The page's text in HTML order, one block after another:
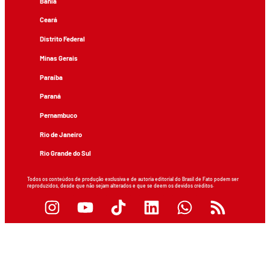
Ceará
Distrito Federal
Minas Gerais
Paraíba
Paraná
Pernambuco
Rio de Janeiro
Rio Grande do Sul
Todos os conteúdos de produção exclusiva e de autoria editorial do Brasil de Fato podem ser
reproduzidos, desde que não sejam alterados e que se deem os devidos créditos.